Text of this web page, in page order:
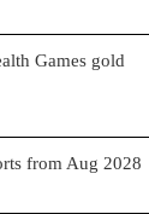
Games gold
from Aug 2028